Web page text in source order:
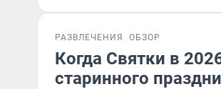
РАЗВЛЕЧЕНИЯ ОБЗОР
Когда Святки в
старинного